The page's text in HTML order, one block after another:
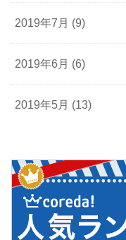
2019年7月 (9)
2019年6月 (6)
2019年5月 (13)